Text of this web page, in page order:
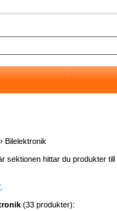
› Bilelektronik
sektionen hittar du produkter
(33 produkter):